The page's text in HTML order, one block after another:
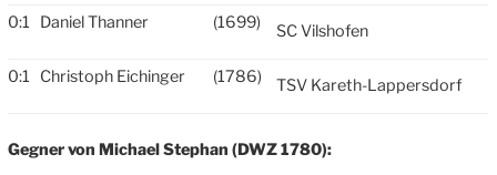
0:1 Daniel Thanner (1699) SC Vilshofen
0:1 Christoph Eichinger (1786) TSV Kareth-Lappersdorf
Gegner von Michael Stephan (DWZ 1780):